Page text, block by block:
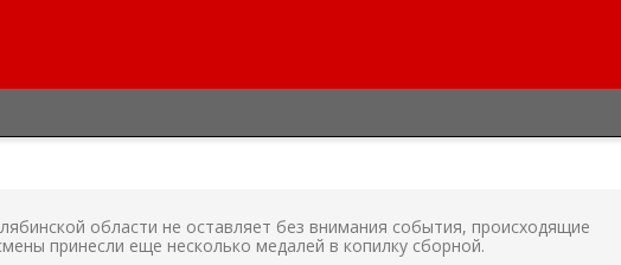
области не оставляет без внимания события, происходящие
принесли еще несколько медалей в копилку сборной.